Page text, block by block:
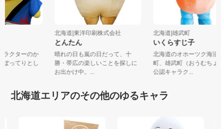
ラクターのか
ぽってりとし
北海道|東洋印刷株式会社
とんたん
晴れの日も嵐の日だって、十
勝・帯広の楽しいことを探しに
お出かけ中。...
北海道|雄武町
いくらすじ子
北海道のオホーツク海
町、雄武町（おうむち
公認キャラク...
北海道エリアのその他のゆるキャラ